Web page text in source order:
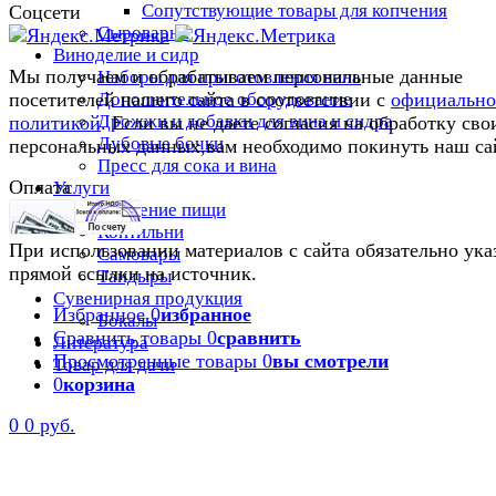
Сопутствующие товары для копчения
Сыроварни
Виноделие и сидр
Наборы для приготовления вина
Дополнительное оборудование
Дрожжи и добавки для вина и сидра
Дубовые бочки
Пресс для сока и вина
Услуги
Приготовление пищи
Коптильни
Самовары
Тандыры
Сувенирная продукция
Бокалы
Литература
Товар для дачи
Соцсети
Мы получаем и обрабатываем персональные данные
посетителей нашего сайта в соответствии с
политикой. Если вы не даете согласия на обработку
персональных данных,вам необходимо покинуть наш
Оплата
При использовании материалов с сайта обязательно
прямой ссылки на источник.
Избранное 0избранное
Сравнить товары 0сравнить
Просмотренные товары 0вы смотрели
0корзина
0 0 руб.